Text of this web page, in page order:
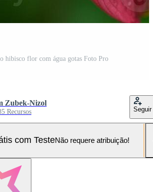
hibisco flor com água gotas Foto Pro
Zubek-Nizol
Recursos Seguir
com TesteNão requere atribuição!